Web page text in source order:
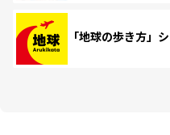
「地球の歩き方」